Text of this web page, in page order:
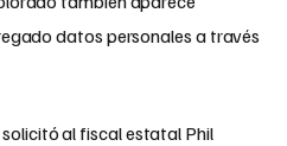
datos personales a través
al fiscal estatal Phil